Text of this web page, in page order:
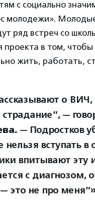
с социально
молодежи».
ряд встреч со
в том, чтобы
жить, работать,
о ВИЧ,
—
— Подростков
вступать
впитывают эту
с диагнозом,
это не про